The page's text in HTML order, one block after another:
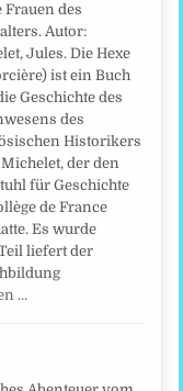
Frauen des
Autor:
Jules. Die Hexe
ist ein Buch
Geschichte des
des
Historikers
der den
für Geschichte
de France
Es wurde
liefert der
…